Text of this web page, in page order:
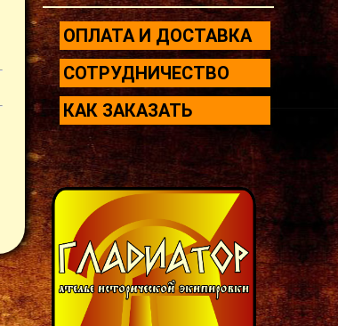
ОПЛАТА И ДОСТАВКА
СОТРУДНИЧЕСТВО
КАК ЗАКАЗАТЬ